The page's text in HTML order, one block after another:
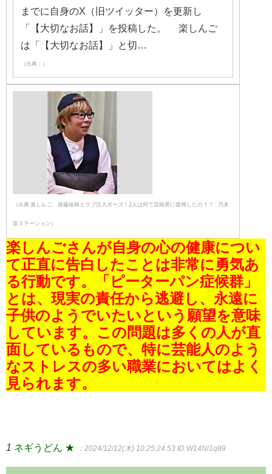
までに自身のX（旧ツイッター）を更新し
「【大切なお話】」を投稿した。 楽しんご
は「【大切なお話】」と切…
（出典：）
（出典 楽しんご、後藤祐樹とラブ注入ポーズ！2人は何で芸能界に復帰したの？？ : 乃木
坂ステーション）
楽しんごさんが自身の心の健康につい
て正直に告白したことは非常に勇気あ
る行動です。「ピーターパン症候群」
とは、現実の責任から逃避し、永遠に
子供のようでいたいという願望を意味
しています。この問題は多くの人が直
面しているもので、特に芸能人のよう
なストレスの多い職業においてはよく
見られます。
1 ネギうどん ★ ：2024/12/12(木) 10:25:24.53 ID:W14Nl1q89